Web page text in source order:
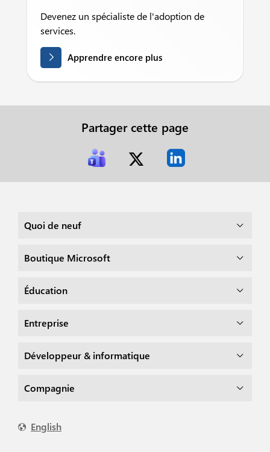
Devenez un spécialiste de l'adoption de
services.
Apprendre encore plus
Partager cette page
Quoi de neuf
Boutique Microsoft
Éducation
Entreprise
Développeur & informatique
Compagnie
English